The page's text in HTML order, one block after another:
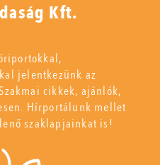
Kft.
jelentkezünk az
cikkek, ajánlók,
Hírportálunk mellet
szaklapjainkat is!